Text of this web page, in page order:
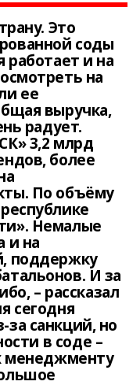
Это
соды
работает и на
на
ее
выручка,
радует.
3,2 млрд
более
По объёму
Немалые
и на
поддержку
И за
– рассказал
сегодня
санкций, но
в соде –
менеджменту